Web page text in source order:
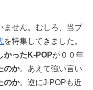
ません。むしろ、当ブ
を特集してきました。
かったK-POPが００年
のか。あえて強い言い
のか。逆にJ-POPも近